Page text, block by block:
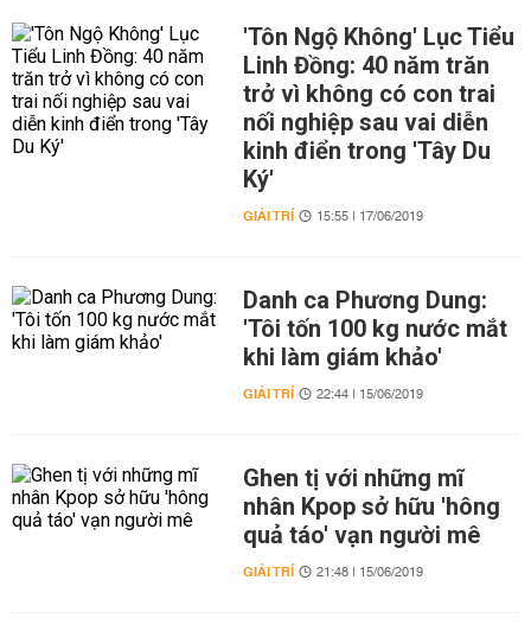
'Tôn Ngộ Không' Lục Tiểu
Linh Đồng: 40 năm trăn
trở vì không có con trai
nối nghiệp sau vai diễn
kinh điển trong 'Tây Du
Ký'
GIẢI TRÍ 15:55 | 17/06/2019
Danh ca Phương Dung:
'Tôi tốn 100 kg nước mắt
khi làm giám khảo'
GIẢI TRÍ 22:44 | 15/06/2019
Ghen tị với những mĩ
nhân Kpop sở hữu 'hông
quả táo' vạn người mê
GIẢI TRÍ 21:48 | 15/06/2019